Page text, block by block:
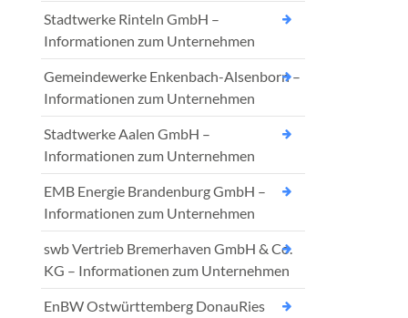
Stadtwerke Rinteln GmbH –
Informationen zum Unternehmen
Gemeindewerke Enkenbach-Alsenborn –
Informationen zum Unternehmen
Stadtwerke Aalen GmbH –
Informationen zum Unternehmen
EMB Energie Brandenburg GmbH –
Informationen zum Unternehmen
swb Vertrieb Bremerhaven GmbH & Co.
KG – Informationen zum Unternehmen
EnBW Ostwürttemberg DonauRies